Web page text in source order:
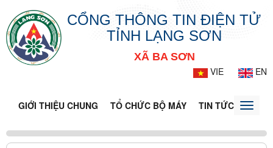
CỔNG THÔNG TIN ĐIỆN TỬ
TỈNH LẠNG SƠN
XÃ BA SƠN
VIE
EN
GIỚI THIỆU CHUNG TỔ CHỨC BỘ MÁY TIN TỨC - SỰToggle